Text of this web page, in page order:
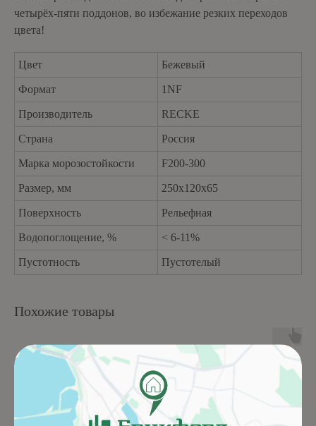
четырёх-пяти поддонов, во избежание резких переходов
цвета!
Цвет Бежевый
Формат 1NF
Производитель RECKE
Страна Россия
Марка морозостойкости F200-300
Размер, мм 250х120х65
Поверхность Рельефная
Водопоглощение, % < 6-11%
Пустотность Пустотелый
Похожие товары